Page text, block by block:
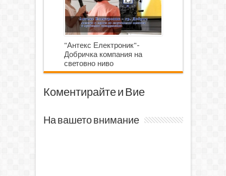
"Антекс Електроник"-
Добричка компания на
световно ниво
Коментирайте и Вие
На вашето внимание